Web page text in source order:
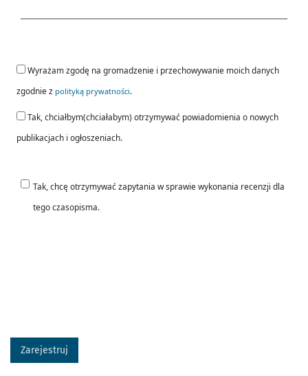
Wyrażam zgodę na gromadzenie i przechowywanie moich danych
zgodnie z polityką prywatności.
Tak, chciałbym(chciałabym) otrzymywać powiadomienia o nowych
publikacjach i ogłoszeniach.
Tak, chcę otrzymywać zapytania w sprawie wykonania recenzji dla
tego czasopisma.
Zarejestruj